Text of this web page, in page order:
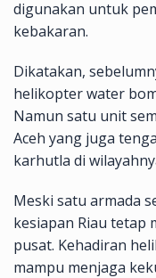
digunakan untuk
kebakaran.
Dikatakan,
helikopter water
Namun satu unit
Aceh yang juga
karhutla di
Meski satu armada
kesiapan Riau tetap
pusat. Kehadiran
mampu menjaga